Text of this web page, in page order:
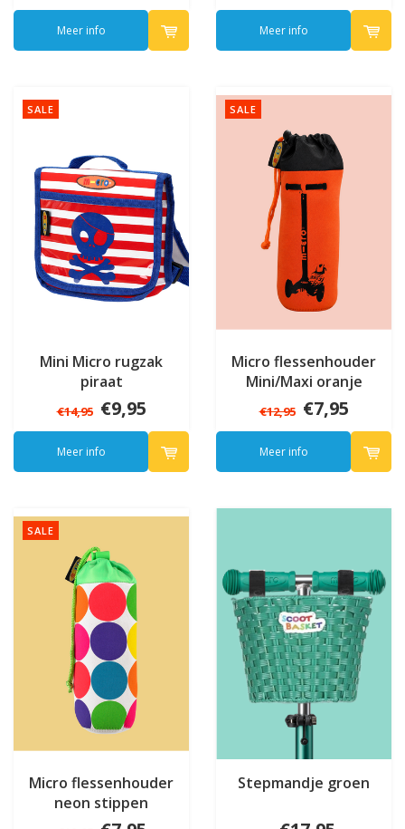
Meer info Meer info
SALE
Mini Micro rugzak
piraat
€14,95 €9,95
Meer info
SALE
Micro flessenhouder
Mini/Maxi oranje
€12,95 €7,95
Meer info
SALE
Micro flessenhouder
neon stippen
Stepmandje groen